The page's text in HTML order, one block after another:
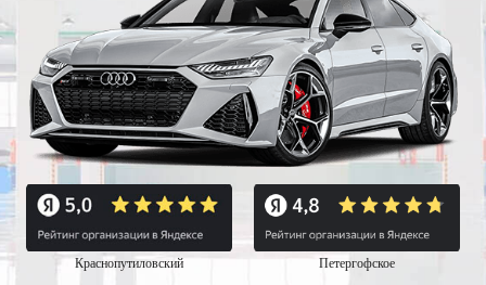
Краснопутиловский Петергофское